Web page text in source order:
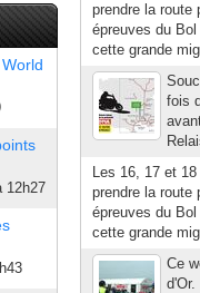
12h27
prendre la route
épreuves du
cette grande
fois
Les 16, 17 et
prendre la route
épreuves du
cette grande
Ce